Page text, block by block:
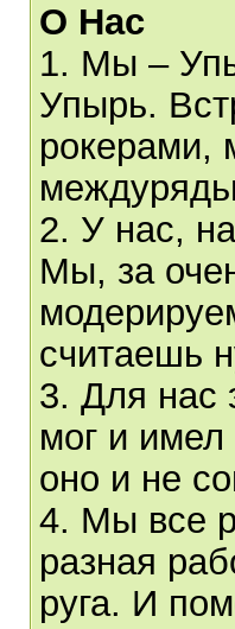
О Нас
1. Мы –
Упырь.
рокерами,
2. У нас,
Мы, за
считаешь
3. Для нас
мог и
оно и не
4. Мы все
разная
руга. И